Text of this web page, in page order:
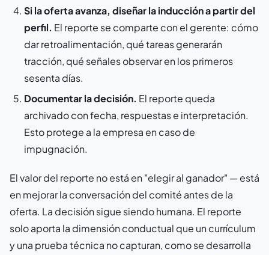
Si la oferta avanza, diseñar la inducción a partir del
perfil. El reporte se comparte con el gerente: cómo
dar retroalimentación, qué tareas generarán
tracción, qué señales observar en los primeros
sesenta días.
Documentar la decisión. El reporte queda
archivado con fecha, respuestas e interpretación.
Esto protege a la empresa en caso de
impugnación.
El valor del reporte no está en "elegir al ganador" — está
en mejorar la conversación del comité antes de la
oferta. La decisión sigue siendo humana. El reporte
solo aporta la dimensión conductual que un currículum
y una prueba técnica no capturan, como se desarrolla